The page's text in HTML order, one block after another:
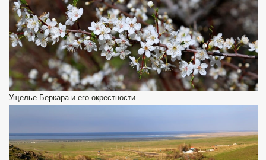
Ущелье Беркара и его окрестности.